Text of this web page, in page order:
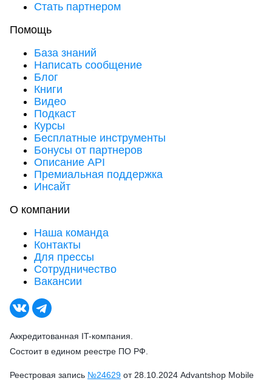
Стать партнером
Помощь
База знаний
Написать сообщение
Блог
Книги
Видео
Подкаст
Курсы
Бесплатные инструменты
Бонусы от партнеров
Описание API
Премиальная поддержка
Инсайт
О компании
Наша команда
Контакты
Для прессы
Сотрудничество
Вакансии
Аккредитованная IT-компания.
Состоит в едином реестре ПО РФ.
Реестровая запись №24629 от 28.10.2024 Advantshop Mobile